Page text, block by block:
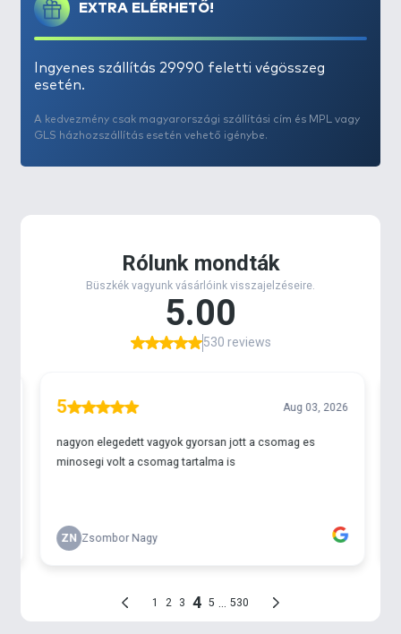
EXTRA ELÉRHETŐ!
Ingyenes szállítás 29990 feletti végösszeg
esetén.
A kedvezmény csak magyarországi szállítási cím és MPL vagy
GLS házhozszállítás esetén vehető igénybe.